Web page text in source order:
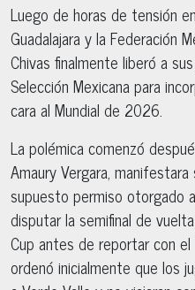
Luego de horas de tensión
Guadalajara y la Federación
Chivas finalmente liberó a
Selección Mexicana para
cara al Mundial de 2026.
La polémica comenzó
Amaury Vergara,
supuesto permiso otorgado
disputar la semifinal de
Cup antes de reportar con
ordenó inicialmente que los